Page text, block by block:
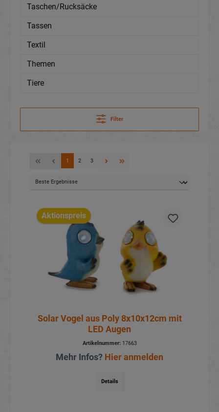
Taschen/Rucksäcke
Tassen
Textil
Themen
Tiere
Filter
1 2 3
Aktionspreis
Solar Vogel aus Poly 8x10x12cm mit
LED Augen
Artikelnummer:17663
Mehr Infos? Hier anmelden
Details